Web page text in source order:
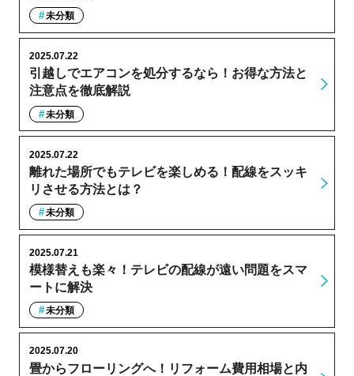
未分類
引越しでエアコンを処分するなら！お得な方法と
注意点を徹底解説
2025.07.22
未分類
離れた場所でもテレビを楽しめる！配線をスッキ
リさせる方法とは？
2025.07.22
未分類
模様替えも楽々！テレビの配線が遠い問題をスマ
ートに解決
2025.07.21
未分類
畳からフローリングへ！リフォーム費用相場と内
2025.07.20